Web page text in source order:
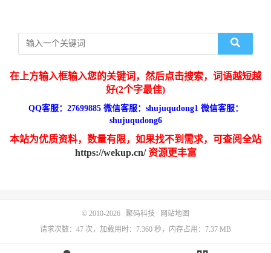
在上方输入框输入您的关键词，然后点击搜索，词语越短越
好(2个字最佳)
QQ客服：27699885 微信客服：shujuqudong1 微信客服：
shujuqudong6
本站为优质资料，数量有限，如果找不到需求，可查阅全站
https://wekup.cn/资源更丰富
© 2010-2026 聚码科技
网站地图
请求次数：47 次，加载用时：7.360 秒，内存占用：7.37 MB